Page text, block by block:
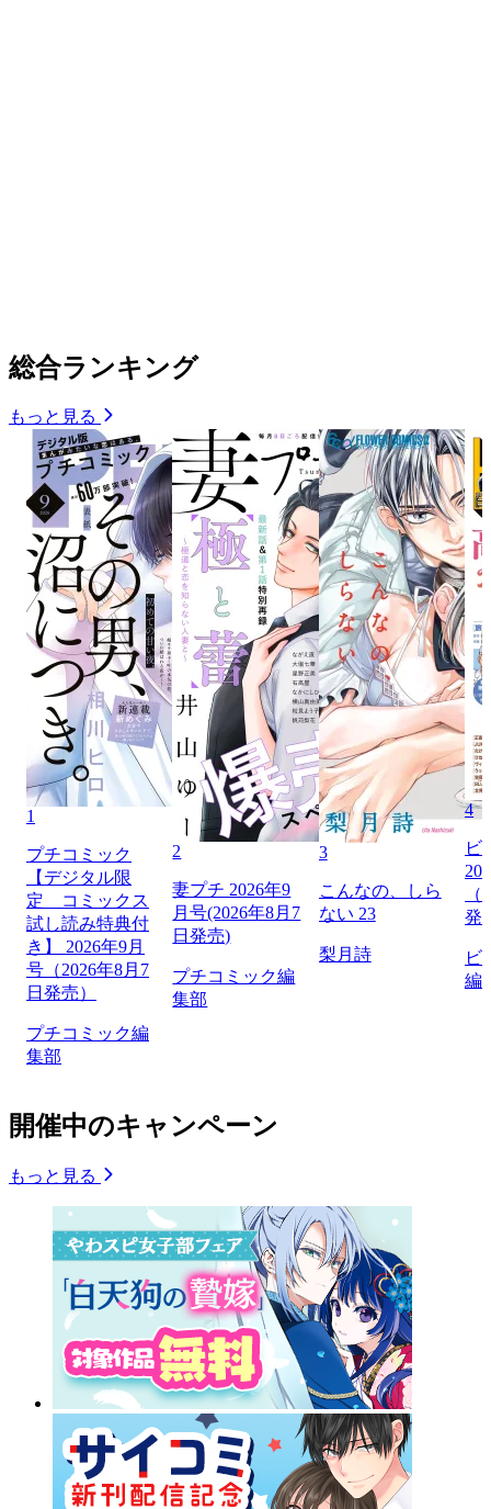
総合ランキング
もっと見る
1
プチコミック
【デジタル限
定 コミックス
試し読み特典付
き】 2026年9月
号（2026年8月7
日発売）
プチコミック編
集部
2
妻プチ 2026年9
月号(2026年8月7
日発売)
プチコミック編
集部
3
こんなの、しら
ない 23
梨月詩
4
ビ
発
ビ
編
開催中のキャンペーン
もっと見る